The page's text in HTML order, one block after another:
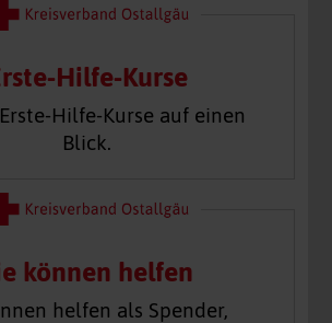
Hilfe-Kurse
Hilfe-Kurse auf einen
Blick.
können helfen
helfen als Spender,